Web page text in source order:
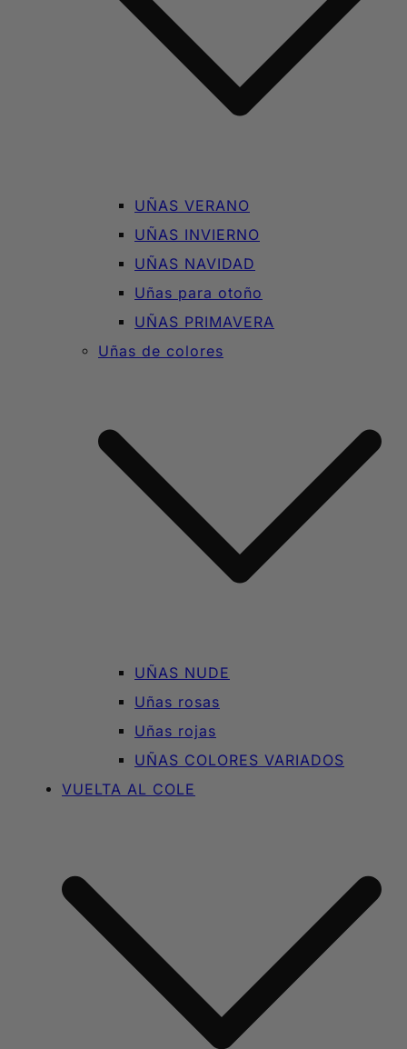
UÑAS VERANO
UÑAS INVIERNO
UÑAS NAVIDAD
Uñas para otoño
UÑAS PRIMAVERA
Uñas de colores
UÑAS NUDE
Uñas rosas
Uñas rojas
UÑAS COLORES VARIADOS
VUELTA AL COLE